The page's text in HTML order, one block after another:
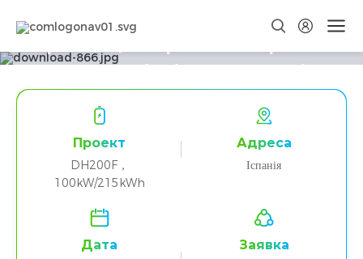
Іспанія Проект заводу з
систем зберігання енергії
Проект
DH200F，
100kW/215kWh
Адреса
Іспанія
Дата Заявка